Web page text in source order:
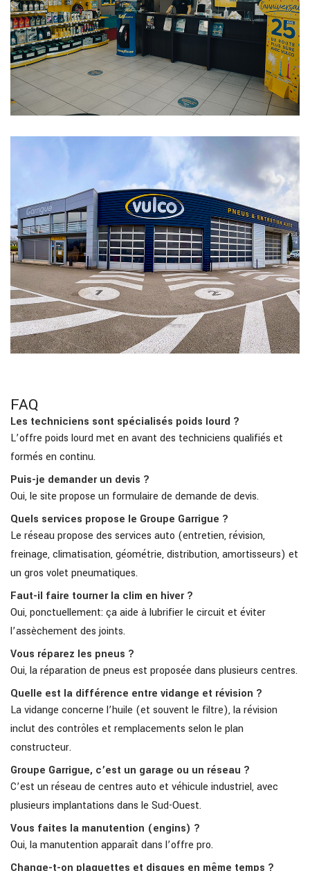
FAQ
Les techniciens sont spécialisés poids lourd ?
L’offre poids lourd met en avant des techniciens qualifiés et
formés en continu.
Puis-je demander un devis ?
Oui, le site propose un formulaire de demande de devis.
Quels services propose le Groupe Garrigue ?
Le réseau propose des services auto (entretien, révision,
freinage, climatisation, géométrie, distribution, amortisseurs) et
un gros volet pneumatiques.
Faut-il faire tourner la clim en hiver ?
Oui, ponctuellement: ça aide à lubrifier le circuit et éviter
l’assèchement des joints.
Vous réparez les pneus ?
Oui, la réparation de pneus est proposée dans plusieurs centres.
Quelle est la différence entre vidange et révision ?
La vidange concerne l’huile (et souvent le filtre), la révision
inclut des contrôles et remplacements selon le plan
constructeur.
Groupe Garrigue, c’est un garage ou un réseau ?
C’est un réseau de centres auto et véhicule industriel, avec
plusieurs implantations dans le Sud-Ouest.
Vous faites la manutention (engins) ?
Oui, la manutention apparaît dans l’offre pro.
Change-t-on plaquettes et disques en même temps ?